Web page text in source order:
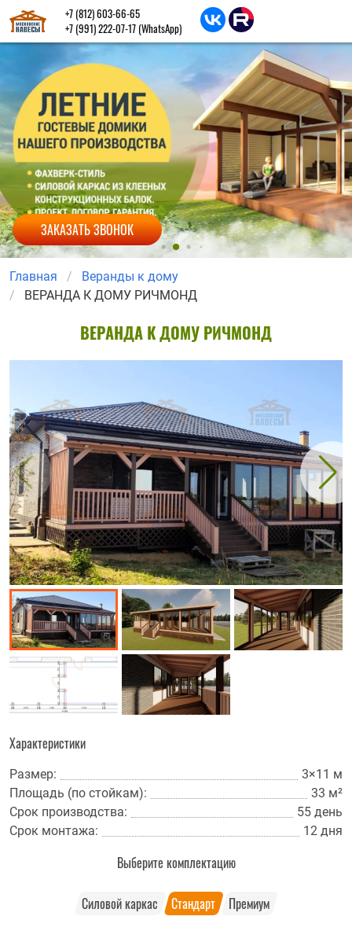
ЗАКАЗАТЬ ЗВОНОК
+7 (812) 603-66-65
+7 (991) 222-07-17 (WhatsApp)
Главная
Веранды к дому
ВЕРАНДА К ДОМУ РИЧМОНД
ВЕРАНДА К ДОМУ РИЧМОНД
Характеристики
Размер:
3×11 м
Площадь (по стойкам):
33 м²
Срок производства:
55 день
Срок монтажа:
12 дня
Выберите комплектацию
Силовой каркас Стандарт Премиум